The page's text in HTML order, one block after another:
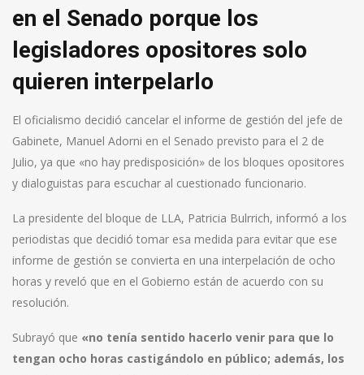
en el Senado porque los
legisladores opositores solo
quieren interpelarlo
El oficialismo decidió cancelar el informe de gestión del jefe de
Gabinete, Manuel Adorni en el Senado previsto para el 2 de
Julio, ya que «no hay predisposición» de los bloques opositores
y dialoguistas para escuchar al cuestionado funcionario.
La presidente del bloque de LLA, Patricia Bulrrich, informó a los
periodistas que decidió tomar esa medida para evitar que ese
informe de gestión se convierta en una interpelación de ocho
horas y reveló que en el Gobierno están de acuerdo con su
resolución.
Subrayó que «no tenía sentido hacerlo venir para que lo
tengan ocho horas castigándolo en público; además, los